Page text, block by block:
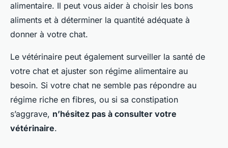
alimentaire. Il peut vous aider à choisir les bons
aliments et à déterminer la quantité adéquate à
donner à votre chat.
Le vétérinaire peut également surveiller la santé de
votre chat et ajuster son régime alimentaire au
besoin. Si votre chat ne semble pas répondre au
régime riche en fibres, ou si sa constipation
s’aggrave, n’hésitez pas à consulter votre
vétérinaire.